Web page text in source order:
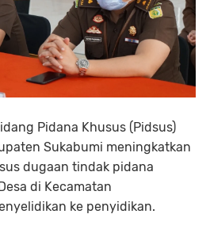
Pidana Khusus (Pidsus)
Sukabumi meningkatkan
dugaan tindak pidana
di Kecamatan
ke penyidikan.